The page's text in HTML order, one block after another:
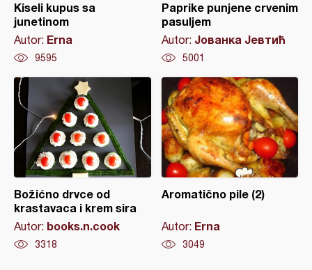
Kiseli kupus sa
junetinom
Autor: Erna
9595
Paprike punjene crvenim
pasuljem
Autor: Јованка Јевтић
5001
Božićno drvce od
krastavaca i krem sira
Autor: books.n.cook
3318
Aromatično pile (2)
Autor: Erna
3049